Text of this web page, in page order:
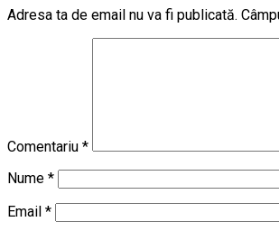
Adresa ta de email nu va fi publicată.
Comentariu *
Nume *
Email *